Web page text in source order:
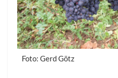
Foto: Gerd Götz